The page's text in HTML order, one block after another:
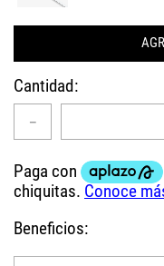
Cantidad
－
Beneficios: